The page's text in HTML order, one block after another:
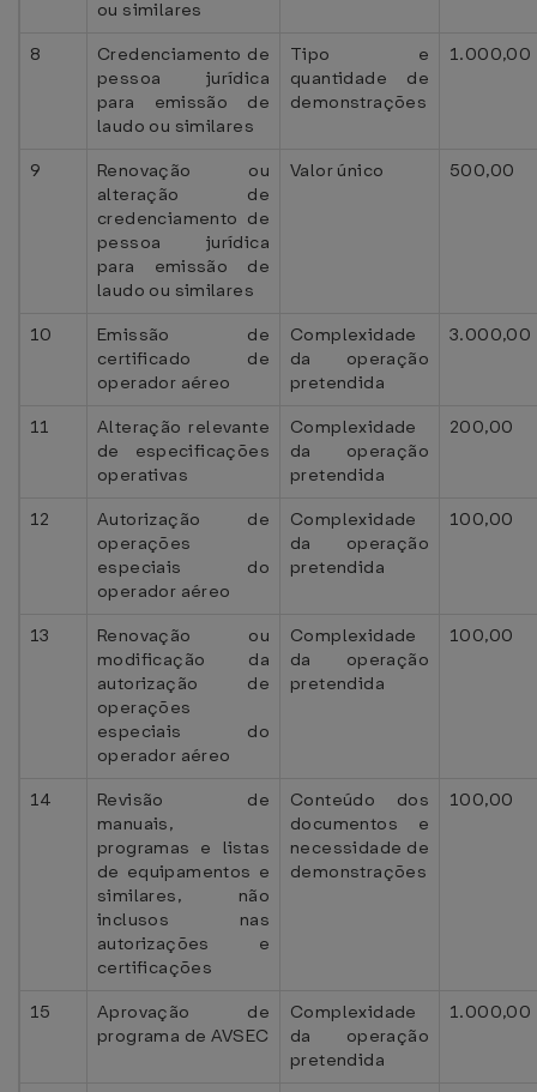
ou similares
8
Credenciamento de
pessoa jurídica
para emissão de
laudo ou similares
Tipo e
quantidade de
demonstrações
1.000,00
9
Renovação ou
alteração de
credenciamento de
pessoa jurídica
para emissão de
laudo ou similares
Valor único 500,00
10
Emissão de
certificado de
operador aéreo
Complexidade
da operação
pretendida
3.000,00
11
Alteração relevante
de especificações
operativas
Complexidade
da operação
pretendida
200,00
12
Autorização de
operações
especiais do
operador aéreo
Complexidade
da operação
pretendida
100,00
13
Renovação ou
modificação da
autorização de
operações
especiais do
operador aéreo
Complexidade
da operação
pretendida
100,00
14
Revisão de
manuais,
programas e listas
de equipamentos e
similares, não
inclusos nas
autorizações e
certificações
Conteúdo dos
documentos e
necessidade de
demonstrações
100,00
15
Aprovação de
programa de AVSEC
Complexidade
da operação
pretendida
1.000,00